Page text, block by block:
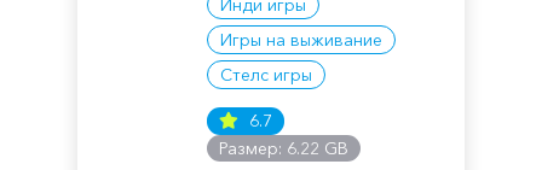
Инди игры
Игры на выживание
Стелс игры
6.7
Размер: 6.22 GB